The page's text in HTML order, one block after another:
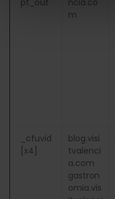
m
_cfuvid
[x4]
blog.visi
tvalenci
a.com
gastron
omia.vis